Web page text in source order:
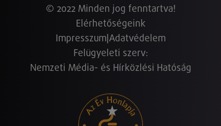
© 2022 Minden jog fenntartva!
Elérhetőségeink
Impresszum Adatvédelem
Felügyeleti szerv:
Nemzeti Média- és Hírközlési Hatóság